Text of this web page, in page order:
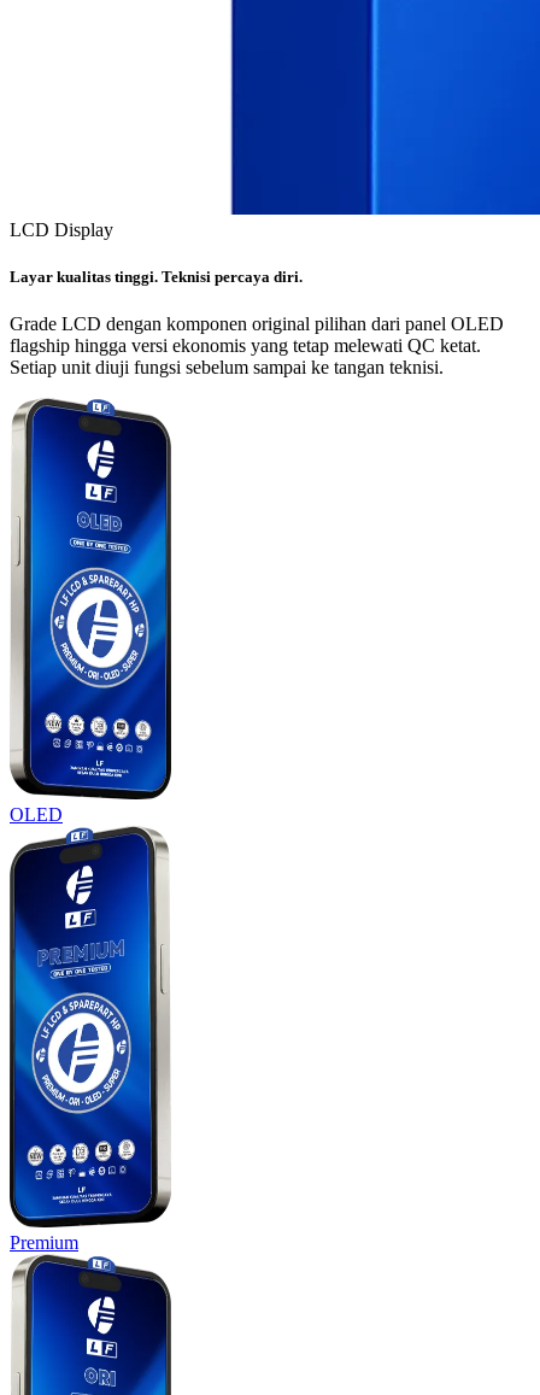
LCD Display
Layar kualitas tinggi. Teknisi percaya diri.
Grade LCD dengan komponen original pilihan dari panel OLED
flagship hingga versi ekonomis yang tetap melewati QC ketat.
Setiap unit diuji fungsi sebelum sampai ke tangan teknisi.
OLED
Premium